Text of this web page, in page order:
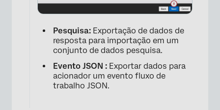
Pesquisa: Exportação de dados de
resposta para importação em um
conjunto de dados pesquisa.
Evento JSON : Exportar dados para
acionador um evento fluxo de
trabalho JSON.